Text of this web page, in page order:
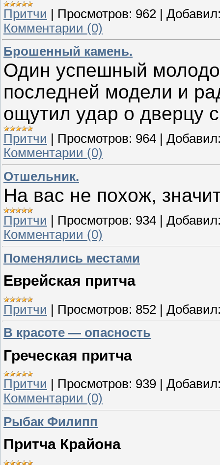
Притчи | Просмотров: 962 |
Комментарии (0)
Брошенный камень.
Один успешный
последней модели и
ощутил удар о дверцу
Притчи Просмотров: 964
Комментарии (0)
Отшельник.
На вас не похож,
Притчи Просмотров: 934
Комментарии (0)
Поменялись местами
Еврейская притча
Притчи | Просмотров: 852 |
В красоте — опасность
Греческая притча
Притчи Просмотров: 939
Комментарии (0)
Рыбак Филипп
Притча Крайона